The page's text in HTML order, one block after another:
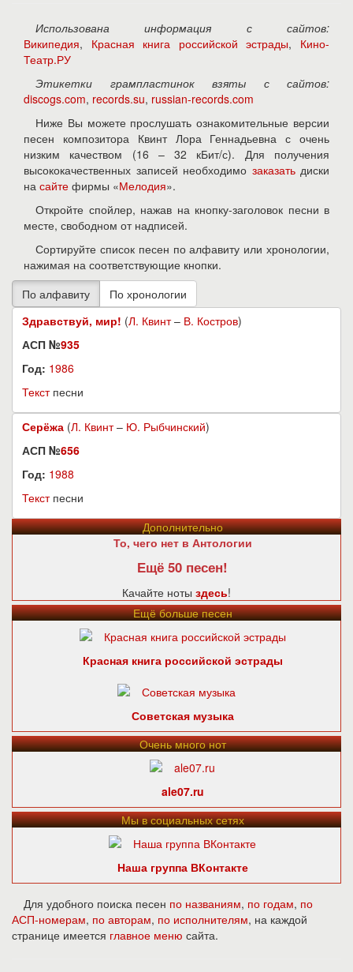
Использована информация с сайтов:
Википедия, Красная книга российской эстрады, Кино-
Театр.РУ
Этикетки грампластинок взяты с сайтов:
discogs.com, records.su, russian-records.com
Ниже Вы можете прослушать ознакомительные версии
песен композитора Квинт Лора Геннадьевна с очень
низким качеством (16 – 32 кБит/с). Для получения
высококачественных записей необходимо заказатьдиски
на сайте фирмы «Мелодия».
Откройте спойлер, нажав на кнопку-заголовок песни в
месте, свободном от надписей.
Сортируйте список песен по алфавиту или хронологии,
нажимая на соответствующие кнопки.
Здравствуй, мир! (Л. Квинт– В. Костров)
АСП №935
Год: 1986
Текстпесни
Серёжа (Л. Квинт– Ю. Рыбчинский)
АСП №656
Год: 1988
Текстпесни
Дополнительно
То, чего нет в Антологии
Ещё 50 песен!
Качайте ноты здесь!
Ещё больше песен
Красная книга российской эстрады
Советская музыка
Очень много нот
ale07.ru
Мы в социальных сетях
Наша группа ВКонтакте
Для удобного поиска песен по названиям, по годам, по
АСП-номерам, по авторам, по исполнителям, на каждой
странице имеется главное меню сайта.